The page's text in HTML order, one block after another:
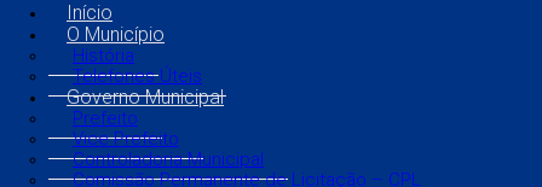
Início
O Município
História
Telefones Úteis
Governo Municipal
Prefeito
Vice Prefeito
Controladoria Municipal
Comissão Permanente de Licitação – CPL